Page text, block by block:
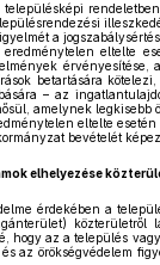
a
eltelte
betartására
– az
amelynek legkisebb
eltelte
bevételét
elhelyezése
érdekében a
hogy az a település
az örökségvédelem